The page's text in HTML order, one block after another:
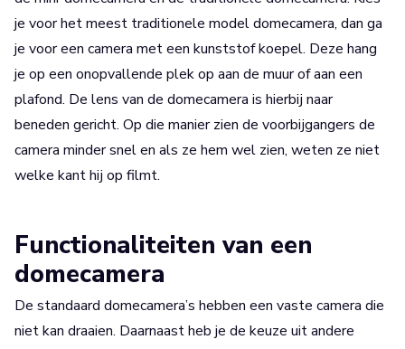
je voor het meest traditionele model domecamera, dan ga
je voor een camera met een kunststof koepel. Deze hang
je op een onopvallende plek op aan de muur of aan een
plafond. De lens van de domecamera is hierbij naar
beneden gericht. Op die manier zien de voorbijgangers de
camera minder snel en als ze hem wel zien, weten ze niet
welke kant hij op filmt.
Functionaliteiten van een
domecamera
De standaard domecamera’s hebben een vaste camera die
niet kan draaien. Daarnaast heb je de keuze uit andere